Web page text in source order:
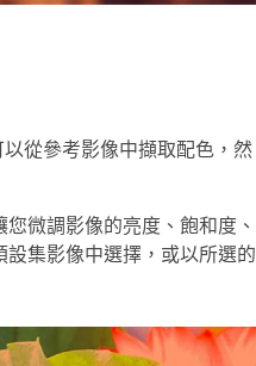
從參考影像中擷取配色，然
微調影像的亮度、飽和度、
集影像中選擇，或以所選的